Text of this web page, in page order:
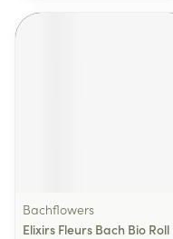
Bachflowers
Elixirs Fleurs Bach Bio Roll